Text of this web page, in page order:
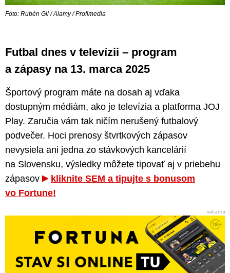
Foto: Rubén Gil / Alamy / Profimedia
Futbal dnes v televízii – program
a zápasy na 13. marca 2025
Športový program máte na dosah aj vďaka
dostupným médiám, ako je televízia a platforma JOJ
Play. Zaručia vám tak ničím nerušený futbalový
podvečer. Hoci prenosy štvrtkových zápasov
nevysiela ani jedna zo stávkových kancelárií
na Slovensku, výsledky môžete tipovať aj v priebehu
zápasov
kliknite SEM a tipujte s bonusom
vo Fortune!